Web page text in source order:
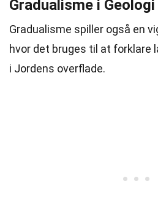
Gradualisme i Geologi
Gradualisme spiller også en
hvor det bruges til at forklare
i Jordens overflade.